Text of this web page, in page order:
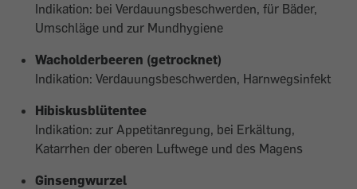
Indikation: bei Verdauungsbeschwerden, für Bäder,
Umschläge und zur Mundhygiene
Wacholderbeeren (getrocknet)
Indikation: Verdauungsbeschwerden, Harnwegsinfekt
Hibiskusblütentee
Indikation: zur Appetitanregung, bei Erkältung,
Katarrhen der oberen Luftwege und des Magens
Ginsengwurzel